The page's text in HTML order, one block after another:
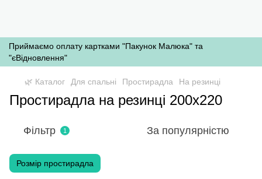
Приймаємо оплату картками "Пакунок Малюка" та
"єВідновлення"
🌿 Каталог Для спальні Простирадла На резинці
Простирадла на резинці 200х220
Фільтр 1 За популярністю
Розмір простирадла